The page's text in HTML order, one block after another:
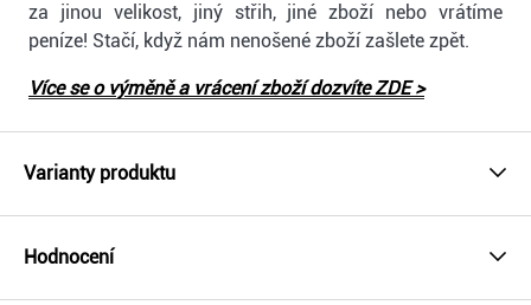
za jinou velikost, jiný střih, jiné zboží nebo vrátíme
peníze! Stačí, když nám nenošené zboží zašlete zpět.
Více se o výměně a vrácení zboží dozvíte ZDE >
Varianty produktu
Hodnocení